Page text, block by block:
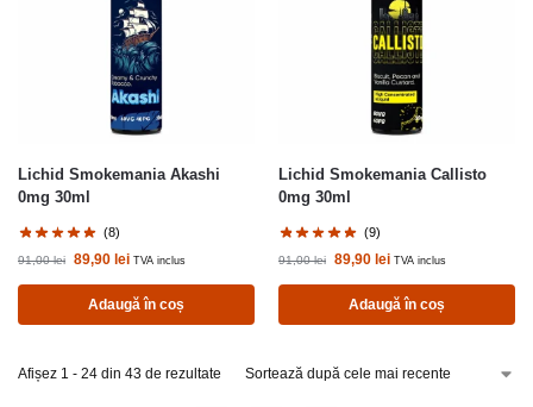
Lichid Smokemania Akashi
0mg 30ml
(8)
91,00lei 89,90 lei TVA inclus
Adaugă în coș
Lichid Smokemania Callisto
0mg 30ml
(9)
91,00lei 89,90 lei TVA inclus
Adaugă în coș
Afișez 1 - 24 din 43 de rezultate